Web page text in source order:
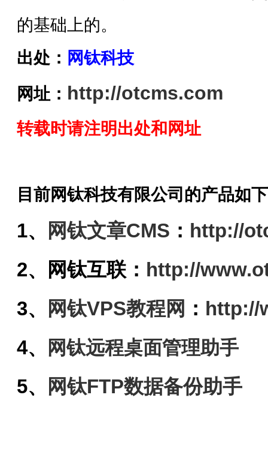
的基础上的。
出处： 网钛科技
网址： http://otcms.com
转载时请注明出处和网址
目前网钛科技有限公司的产品如
1、 网钛文章CMS ： http://
2、
网钛互联 ： http://
3、
网钛VPS教程网 ： http://
4、
网钛远程桌面管理助手
5、 网钛FTP数据备份助手